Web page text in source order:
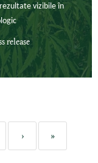
vizibile în
release
› »